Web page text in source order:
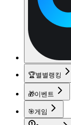
🏆별별랭킹
🎁이벤트
🎯게임